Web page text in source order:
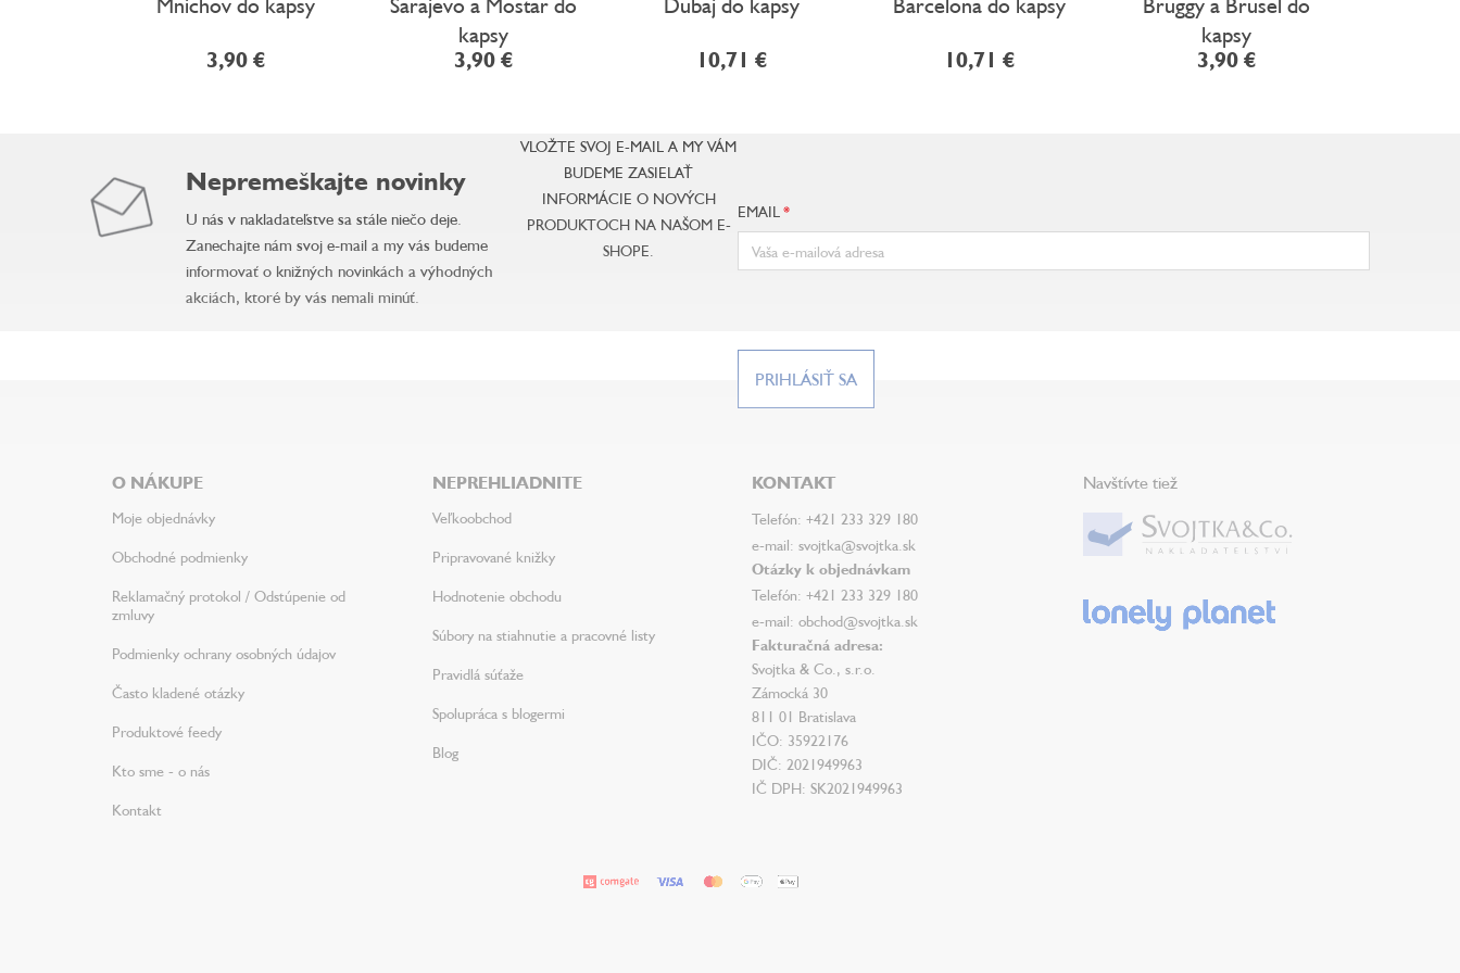
3,90 €
kapsy
3,90 €
10,71 €
10,71 €
kapsy
3,90 €
Nepremeškajte novinky
U nás v nakladateľstve sa stále niečo deje.
Zanechajte nám svoj e-mail a my vás budeme
informovať o knižných novinkách a výhodných
akciách, ktoré by vás nemali minúť.
VLOŽTE SVOJ E-MAIL A MY VÁM
BUDEME ZASIELAŤ
INFORMÁCIE O NOVÝCH
PRODUKTOCH NA NAŠOM E-
SHOPE.
EMAIL
PRIHLÁSIŤ SA
O NÁKUPE
Moje objednávky
Obchodné podmienky
Reklamačný protokol / Odstúpenie od
zmluvy
Podmienky ochrany osobných údajov
Často kladené otázky
Produktové feedy
Kto sme - o nás
Kontakt
NEPREHLIADNITE
Veľkoobchod
Pripravované knižky
Hodnotenie obchodu
Súbory na stiahnutie a pracovné listy
Pravidlá súťaže
Spolupráca s blogermi
Blog
KONTAKT
Telefón: +421 233 329 180
e-mail: svojtka@svojtka.sk
Otázky k objednávkam
Telefón: +421 233 329 180
e-mail: obchod@svojtka.sk
Fakturačná adresa:
Svojtka & Co., s.r.o.
Zámocká 30
811 01 Bratislava
IČO: 35922176
DIČ: 2021949963
IČ DPH: SK2021949963
Navštívte tiež